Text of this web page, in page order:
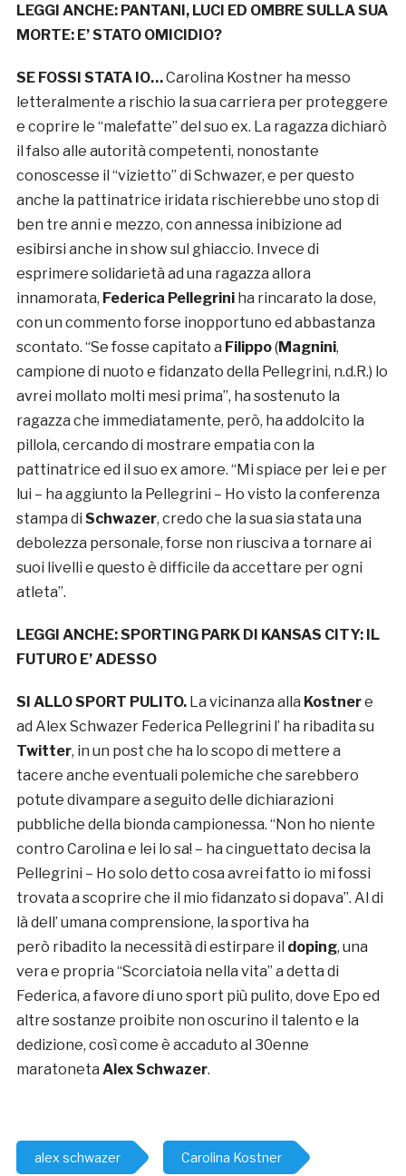
LEGGI ANCHE: PANTANI, LUCI ED OMBRE SULLA SUA
MORTE: E’ STATO OMICIDIO?
SE FOSSI STATA IO…Carolina Kostner ha messo
letteralmente a rischio la sua carriera per proteggere
e coprire le “malefatte” del suo ex. La ragazza dichiarò
il falso alle autorità competenti, nonostante
conoscesse il “vizietto” di Schwazer, e per questo
anche la pattinatrice iridata rischierebbe uno stop di
ben tre anni e mezzo, con annessa inibizione ad
esibirsi anche in show sul ghiaccio. Invece di
esprimere solidarietà ad una ragazza allora
innamorata, Federica Pellegriniha rincarato la dose,
con un commento forse inopportuno ed abbastanza
scontato. “Se fosse capitato a Filippo(Magnini,
campione di nuoto e fidanzato della Pellegrini, n.d.R.) lo
avrei mollato molti mesi prima”, ha sostenuto la
ragazza che immediatamente, però, ha addolcito la
pillola, cercando di mostrare empatia con la
pattinatrice ed il suo ex amore. “Mi spiace per lei e per
lui – ha aggiunto la Pellegrini – Ho visto la conferenza
stampa di Schwazer, credo che la sua sia stata una
debolezza personale, forse non riusciva a tornare ai
suoi livelli e questo è difficile da accettare per ogni
atleta”.
LEGGI ANCHE:SPORTING PARK DI KANSAS CITY: IL
FUTURO E’ ADESSO
SI ALLO SPORT PULITO.La vicinanza alla Kostnere
ad Alex Schwazer Federica Pellegrini l’ ha ribadita su
Twitter, in un post che ha lo scopo di mettere a
tacere anche eventuali polemiche che sarebbero
potute divampare a seguito delle dichiarazioni
pubbliche della bionda campionessa. “Non ho niente
contro Carolina e lei lo sa! – ha cinguettato decisa la
Pellegrini – Ho solo detto cosa avrei fatto io mi fossi
trovata a scoprire che il mio fidanzato si dopava”. Al di
là dell’ umana comprensione, la sportiva ha
però ribadito la necessità di estirpare il doping, una
vera e propria “Scorciatoia nella vita” a detta di
Federica, a favore di uno sport più pulito, dove Epo ed
altre sostanze proibite non oscurino il talento e la
dedizione, così come è accaduto al 30enne
maratoneta Alex Schwazer.
alex schwazer Carolina Kostner